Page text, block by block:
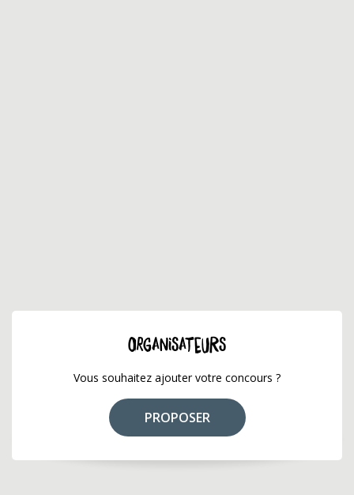
ORGANISATEURS
Vous souhaitez ajouter votre concours ?
PROPOSER